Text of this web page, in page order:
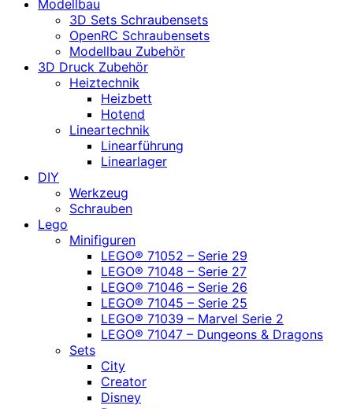
Modellbau
3D Sets Schraubensets
OpenRC Schraubensets
Modellbau Zubehör
3D Druck Zubehör
Heiztechnik
Heizbett
Hotend
Lineartechnik
Linearführung
Linearlager
DIY
Werkzeug
Schrauben
Lego
Minifiguren
LEGO® 71052 – Serie 29
LEGO® 71048 – Serie 27
LEGO® 71046 – Serie 26
LEGO® 71045 – Serie 25
LEGO® 71039 – Marvel Serie 2
LEGO® 71047 – Dungeons & Dragons
Sets
City
Creator
Disney